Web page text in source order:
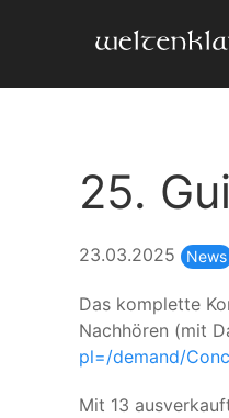
25.
23.03.2025 News
Das komplette
Nachhören (mit
pl=/demand/
Mit 13